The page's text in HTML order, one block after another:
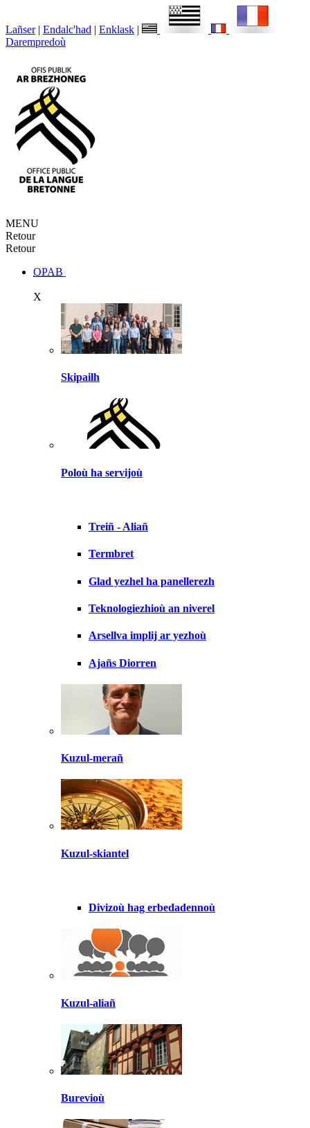
Lañser | Endalc'had | Enklask |
Darempredoù
MENU
Retour
Retour
OPAB
X
Skipailh
Poloù ha servijoù
Treiñ - Aliañ
Termbret
Glad yezhel ha panellerezh
Teknologiezhioù an niverel
Arsellva implij ar yezhoù
Ajañs Diorren
Kuzul-merañ
Kuzul-skiantel
Divizoù hag erbedadennoù
Kuzul-aliañ
Burevioù